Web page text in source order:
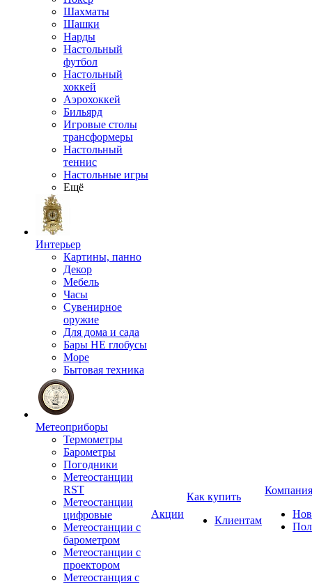
Шахматы
Шашки
Нарды
Настольный
футбол
Настольный
хоккей
Аэрохоккей
Бильярд
Игровые столы
трансформеры
Настольный
теннис
Настольные игры
Ещё
Интерьер
Картины, панно
Декор
Мебель
Часы
Сувенирное
оружие
Для дома и сада
Бары НЕ глобусы
Море
Бытовая техника
Метеоприборы
Термометры
Барометры
Погодники
Метеостанции
RST
Метеостанции
цифровые
Метеостанции с
барометром
Метеостанции с
проектором
Метеостанция с
Акции
Как купить
Клиентам
Компания